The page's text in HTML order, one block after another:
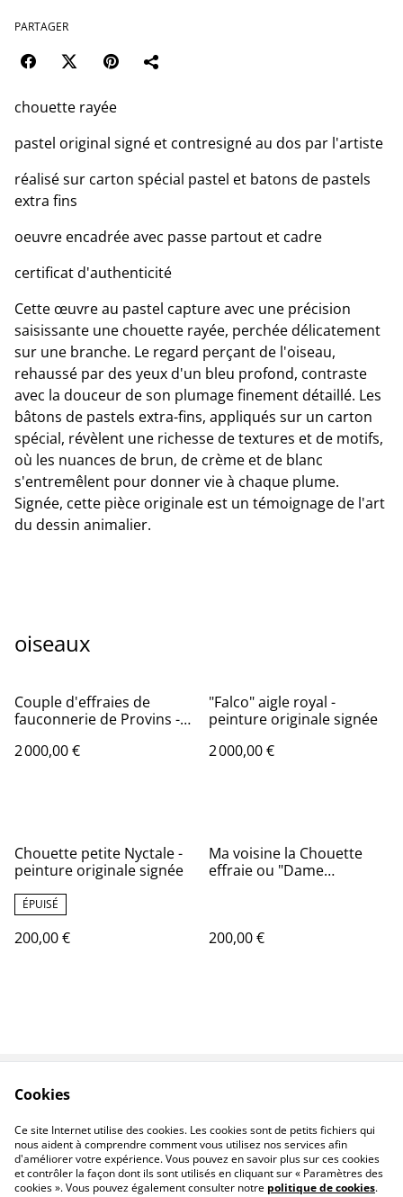
PARTAGER
chouette rayée
pastel original signé et contresigné au dos par l'artiste
réalisé sur carton spécial pastel et batons de pastels
extra fins
oeuvre encadrée avec passe partout et cadre
certificat d'authenticité
Cette œuvre au pastel capture avec une précision
saisissante une chouette rayée, perchée délicatement
sur une branche. Le regard perçant de l'oiseau,
rehaussé par des yeux d'un bleu profond, contraste
avec la douceur de son plumage finement détaillé. Les
bâtons de pastels extra-fins, appliqués sur un carton
spécial, révèlent une richesse de textures et de motifs,
où les nuances de brun, de crème et de blanc
s'entremêlent pour donner vie à chaque plume.
Signée, cette pièce originale est un témoignage de l'art
du dessin animalier.
oiseaux
Couple d'effraies de
fauconnerie de Provins -
2 000,00 €
"Falco" aigle royal -
peinture originale signée
2 000,00 €
Chouette petite Nyctale -
peinture originale signée
ÉPUISÉ
200,00 €
Ma voisine la Chouette
effraie ou "Dame
200,00 €
Conditions
Livraison
Cookies
Ce site Internet utilise des cookies. Les cookies sont de petits fichiers qui
nous aident à comprendre comment vous utilisez nos services afin
d'améliorer votre expérience. Vous pouvez en savoir plus sur ces cookies
et contrôler la façon dont ils sont utilisés en cliquant sur « Paramètres des
cookies ». Vous pouvez également consulter notre politique de cookies.